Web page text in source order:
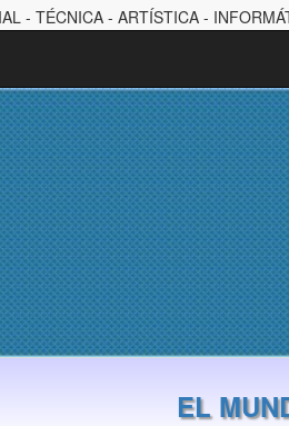
- TÉCNICA - ARTÍSTICA -
EL